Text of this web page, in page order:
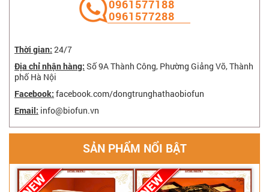
‭0961577188
0961577288
Thời gian: 24/7
Địa chỉ nhận hàng: Số 9A Thành Công, Phường Giảng Võ, Thành
phố Hà Nội
Facebook: facebook.com/dongtrunghathaobiofun
Email: info@biofun.vn
SẢN PHẨM NỔI BẬT